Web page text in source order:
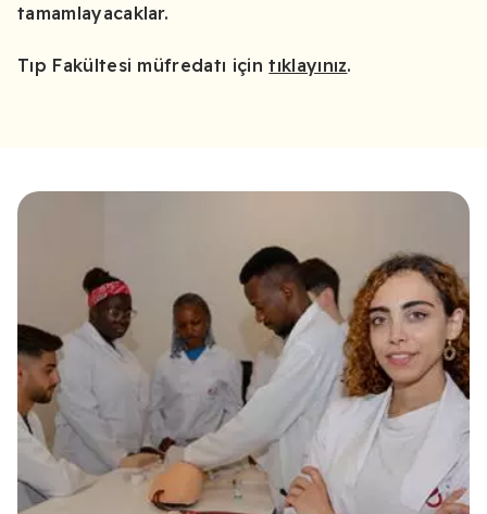
tamamlayacaklar.
Tıp Fakültesi müfredatı içintıklayınız.